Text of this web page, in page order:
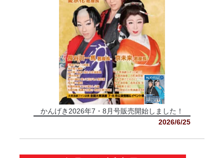
かんげき2026年7・8月号販売開始しました！
2026/6/25